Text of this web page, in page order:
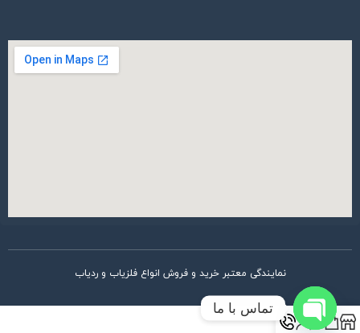
نمایندگی معتبر خرید و فروش انواع فلزیاب و ردیاب
تماس با ما